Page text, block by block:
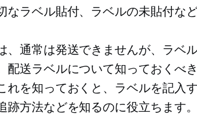
なラベル貼付、ラベルの未貼付など
、通常は発送できませんが、ラベ
配送ラベルについて知っておくべ
れを知っておくと、ラベルを記入
跡方法などを知るのに役立ちます。